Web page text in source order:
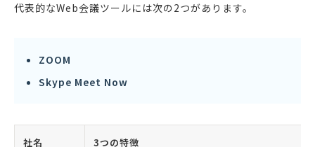
代表的なWeb会議ツールには次の2つがあります。
ZOOM
Skype Meet Now
社名 3つの特徴